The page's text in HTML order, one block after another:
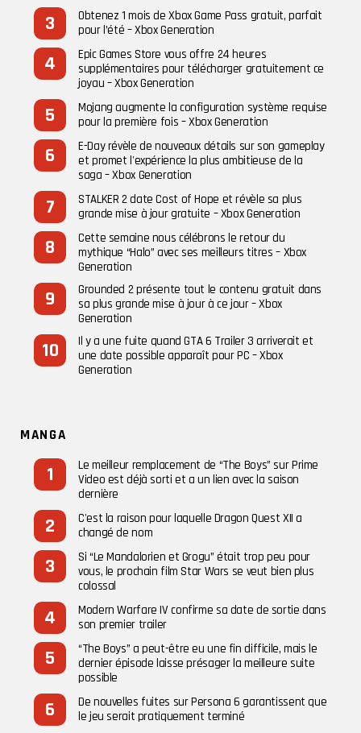
Obtenez 1 mois de Xbox Game Pass gratuit, parfait
pour l’été – Xbox Generation
Epic Games Store vous offre 24 heures
supplémentaires pour télécharger gratuitement ce
joyau – Xbox Generation
Mojang augmente la configuration système requise
pour la première fois – Xbox Generation
E-Day révèle de nouveaux détails sur son gameplay
et promet l'expérience la plus ambitieuse de la
saga – Xbox Generation
STALKER 2 date Cost of Hope et révèle sa plus
grande mise à jour gratuite – Xbox Generation
Cette semaine nous célébrons le retour du
mythique “Halo” avec ses meilleurs titres – Xbox
Generation
Grounded 2 présente tout le contenu gratuit dans
sa plus grande mise à jour à ce jour – Xbox
Generation
Il y a une fuite quand GTA 6 Trailer 3 arriverait et
une date possible apparaît pour PC – Xbox
Generation
MANGA
Le meilleur remplacement de “The Boys” sur Prime
Video est déjà sorti et a un lien avec la saison
dernière
C'est la raison pour laquelle Dragon Quest XII a
changé de nom
Si “Le Mandalorien et Grogu” était trop peu pour
vous, le prochain film Star Wars se veut bien plus
colossal
Modern Warfare IV confirme sa date de sortie dans
son premier trailer
“The Boys” a peut-être eu une fin difficile, mais le
dernier épisode laisse présager la meilleure suite
possible
De nouvelles fuites sur Persona 6 garantissent que
le jeu serait pratiquement terminé